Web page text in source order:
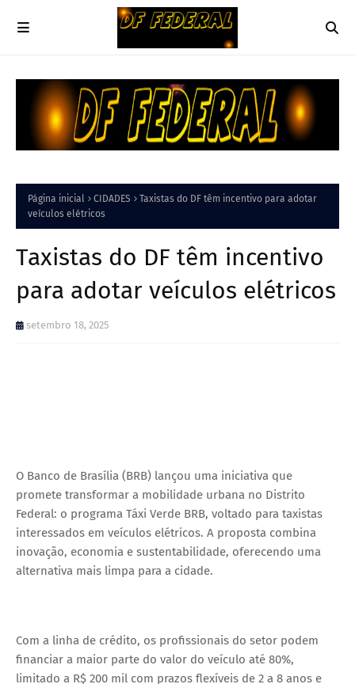
Página inicial CIDADES
Taxistas do DF têm incentivo para adotar
veículos elétricos
Taxistas do DF têm incentivo
para adotar veículos elétricos
setembro 18, 2025
O Banco de Brasília (BRB) lançou uma iniciativa que
promete transformar a mobilidade urbana no Distrito
Federal: o programa Táxi Verde BRB, voltado para taxistas
interessados em veículos elétricos. A proposta combina
inovação, economia e sustentabilidade, oferecendo uma
alternativa mais limpa para a cidade.
Com a linha de crédito, os profissionais do setor podem
financiar a maior parte do valor do veículo até 80%,
limitado a R$ 200 mil com prazos flexíveis de 2 a 8 anos e